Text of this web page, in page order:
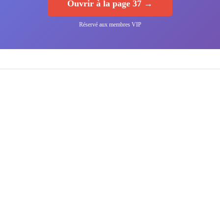
Ouvrir à la page 37 →
Réservé aux membres VIP